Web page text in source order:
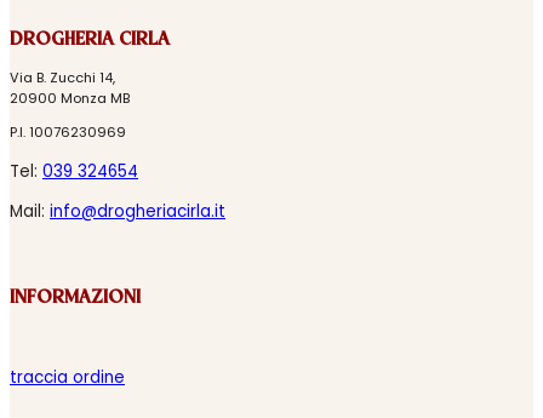
DROGHERIA CIRLA
Via B. Zucchi 14,
20900 Monza MB
P.I. 10076230969
Tel: 039 324654
Mail: info@drogheriacirla.it
INFORMAZIONI
traccia ordine